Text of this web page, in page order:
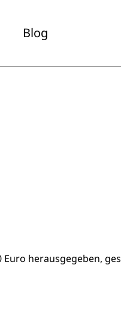
Blog
herausgegeben,